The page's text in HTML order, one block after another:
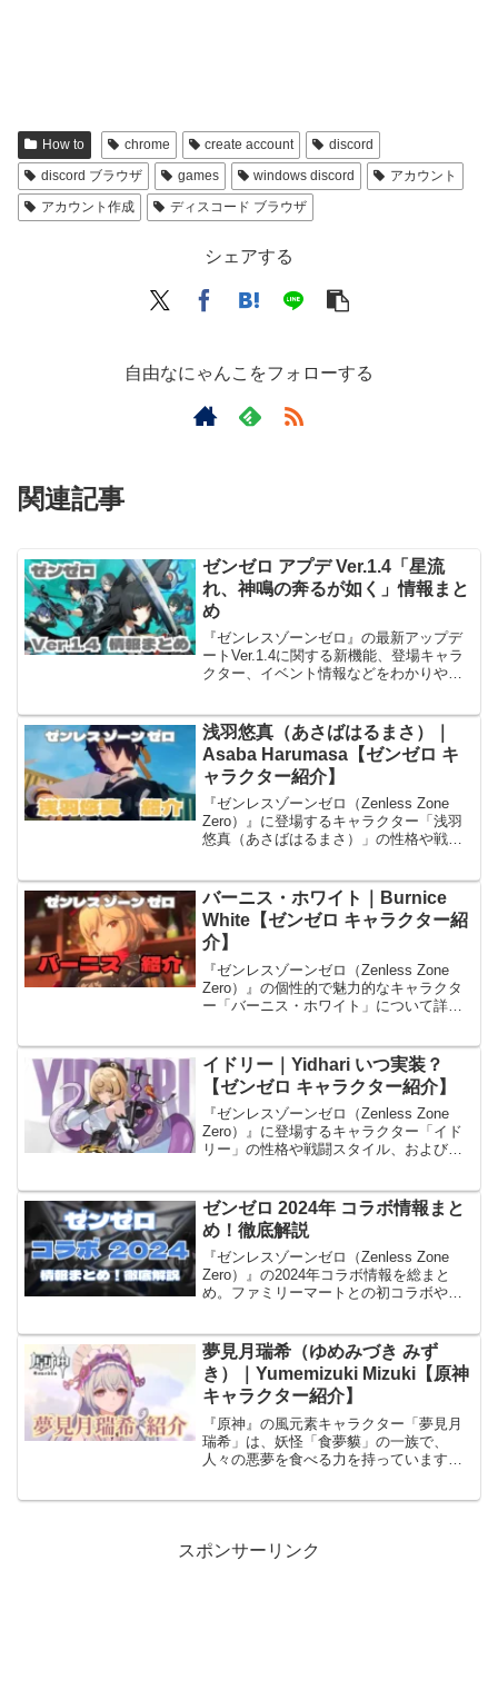
How to chrome create account
discord
discord ブラウザ
games windows discord
アカウント
アカウント作成
ディスコード ブラウザ
シェアする
自由なにゃんこをフォローする
関連記事
ゼンゼロ アプデ Ver.1.4「星流
れ、神鳴の奔るが如く」情報まと
め
『ゼンレスゾーンゼロ』の最新アップデ
ートVer.1.4に関する新機能、登場キャラ
クター、イベント情報などをわかりやす
時更新中です。
浅羽悠真（あさばはるまさ）｜
Asaba Harumasa【ゼンゼロ キ
ャラクター紹介】
『ゼンレスゾーンゼロ（Zenless Zone
Zero）』に登場するキャラクター「浅羽
悠真（あさばはるまさ）」の性格や戦闘
構成、立ち絵の特徴にも注目し、終結ス
キルや極限支援の演出も紹介します。
バーニス・ホワイト｜Burnice
White【ゼンゼロ キャラクター紹
介】
『ゼンレスゾーンゼロ（Zenless Zone
Zero）』の個性的で魅力的なキャラクタ
ー「バーニス・ホワイト」について詳し
ーニス」について、性格や戦闘スタイ
ル、武器、さらには担当声優まで徹底解
説していきます。
イドリー｜Yidhari いつ実装？
【ゼンゼロ キャラクター紹介】
『ゼンレスゾーンゼロ（Zenless Zone
Zero）』に登場するキャラクター「イド
リー」の性格や戦闘スタイル、および担
し、終結スキルや極限支援の演出も紹介
します。
ゼンゼロ 2024年 コラボ情報まと
め！徹底解説
『ゼンレスゾーンゼロ（Zenless Zone
Zero）』の2024年コラボ情報を総まと
め。ファミリーマートとの初コラボや限
夢見月瑞希（ゆめみづき みず
き）｜Yumemizuki Mizuki【原神
キャラクター紹介】
『原神』の風元素キャラクター「夢見月
瑞希」は、妖怪「食夢貘」の一族で、
人々の悪夢を食べる力を持っています。
スポンサーリンク